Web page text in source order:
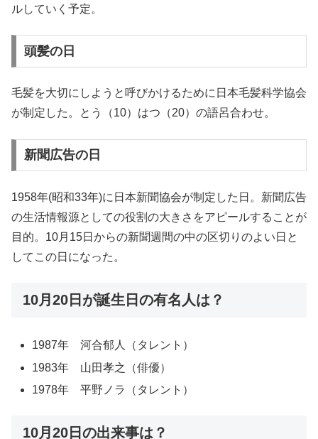
ルしていく予定。
頭髪の日
毛髪を大切にしようと呼びかけるために日本毛髪科学協会
が制定した。とう（10）はつ（20）の語呂合わせ。
新聞広告の日
1958年(昭和33年)に日本新聞協会が制定した日。新聞広告
の生活情報源としての役割の大きさをアピールすることが
目的。10月15日からの新聞週間の中の区切りのよい日と
してこの日になった。
10月20日が誕生日の有名人は？
1987年 河合郁人（タレント）
1983年 山田孝之（俳優）
1978年 平野ノラ（タレント）
10月20日の出来事は？